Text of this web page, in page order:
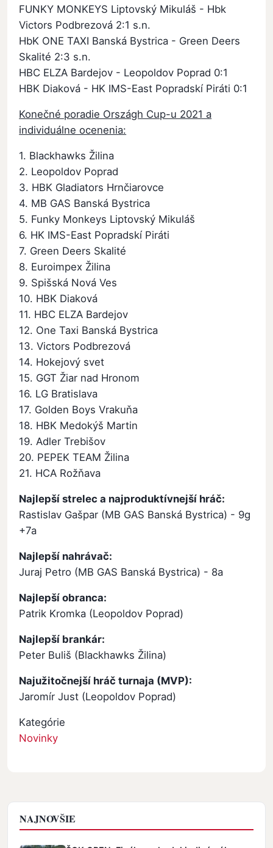
FUNKY MONKEYS Liptovský Mikuláš - Hbk
Victors Podbrezová 2:1 s.n.
HbK ONE TAXI Banská Bystrica - Green Deers
Skalité 2:3 s.n.
HBC ELZA Bardejov - Leopoldov Poprad 0:1
HBK Diaková - HK IMS-East Popradskí Piráti 0:1
Konečné poradie Országh Cup-u 2021 a
individuálne ocenenia:
1. Blackhawks Žilina
2. Leopoldov Poprad
3. HBK Gladiators Hrnčiarovce
4. MB GAS Banská Bystrica
5. Funky Monkeys Liptovský Mikuláš
6. HK IMS-East Popradskí Piráti
7. Green Deers Skalité
8. Euroimpex Žilina
9. Spišská Nová Ves
10. HBK Diaková
11. HBC ELZA Bardejov
12. One Taxi Banská Bystrica
13. Victors Podbrezová
14. Hokejový svet
15. GGT Žiar nad Hronom
16. LG Bratislava
17. Golden Boys Vrakuňa
18. HBK Medokýš Martin
19. Adler Trebišov
20. PEPEK TEAM Žilina
21. HCA Rožňava
Najlepší strelec a najproduktívnejší hráč:
Rastislav Gašpar (MB GAS Banská Bystrica) - 9g
+7a
Najlepší nahrávač:
Juraj Petro (MB GAS Banská Bystrica) - 8a
Najlepší obranca:
Patrik Kromka (Leopoldov Poprad)
Najlepší brankár:
Peter Buliš (Blackhawks Žilina)
Najužitočnejší hráč turnaja (MVP):
Jaromír Just (Leopoldov Poprad)
Kategórie
Novinky
NAJNOVŠIE